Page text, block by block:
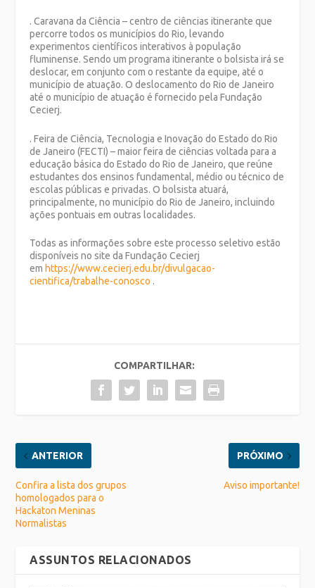
. Caravana da Ciência – centro de ciências itinerante que
percorre todos os municípios do Rio, levando
experimentos científicos interativos à população
fluminense. Sendo um programa itinerante o bolsista irá se
deslocar, em conjunto com o restante da equipe, até o
município de atuação. O deslocamento do Rio de Janeiro
até o município de atuação é fornecido pela Fundação
Cecierj.
. Feira de Ciência, Tecnologia e Inovação do Estado do Rio
de Janeiro (FECTI) – maior feira de ciências voltada para a
educação básica do Estado do Rio de Janeiro, que reúne
estudantes dos ensinos fundamental, médio ou técnico de
escolas públicas e privadas. O bolsista atuará,
principalmente, no município do Rio de Janeiro, incluindo
ações pontuais em outras localidades.
Todas as informações sobre este processo seletivo estão
disponíveis no site da Fundação Cecierj
em https://www.cecierj.edu.br/divulgacao-
cientifica/trabalhe-conosco .
COMPARTILHAR:
ANTERIOR
Confira a lista dos grupos
homologados para o
Hackaton Meninas
Normalistas
PRÓXIMO
Aviso importante!
ASSUNTOS RELACIONADOS